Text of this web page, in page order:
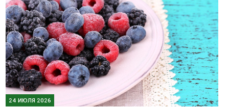
24 ИЮЛЯ 2026